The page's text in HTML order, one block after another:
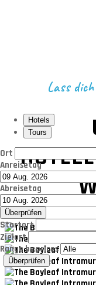
Hotels
Tours
Ort
Anreisetag
Abreisetag
Überprüfen
Startort
Zielort
Range by prices
Überprüfen
Lass